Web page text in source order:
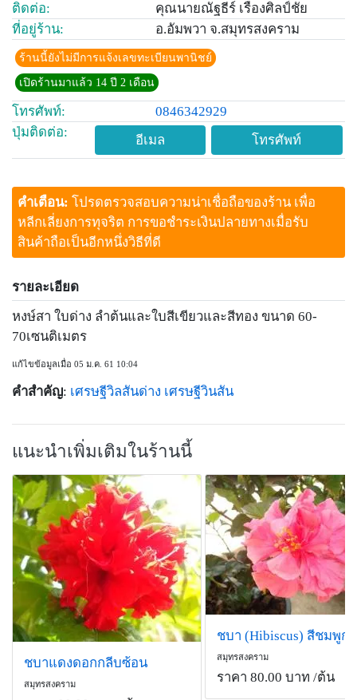
ติดต่อ:
คุณนายณัฐธีร์ เรืองศิลป์ชัย
ที่อยู่ร้าน:
อ.อัมพวา จ.สมุทรสงคราม
ร้านนี้ยังไม่มีการแจ้งเลขทะเบียนพานิชย์
เปิดร้านมาแล้ว 14 ปี 2 เดือน
โทรศัพท์:
0846342929
ปุ่มติดต่อ:
อีเมล โทรศัพท์
คำเตือน: โปรดตรวจสอบความน่าเชื่อถือของร้าน เพื่อ
หลีกเลี่ยงการทุจริต การขอชำระเงินปลายทางเมื่อรับ
สินค้าถือเป็นอีกหนึ่งวิธีที่ดี
รายละเอียด
หงษ์สา ใบด่าง ลำต้นและใบสีเขียวและสีทอง ขนาด 60-
70เซนติเมตร
แก้ไขข้อมูลเมื่อ 05 ม.ค. 61 10:04
คำสำคัญ: เศรษฐีวิลสันด่าง เศรษฐีวินสัน
แนะนำเพิ่มเติมในร้านนี้
ชบาแดงดอกกลีบซ้อน
สมุทรสงคราม
สมุทรสงคราม
ราคา 80.00 บาท /ต้น